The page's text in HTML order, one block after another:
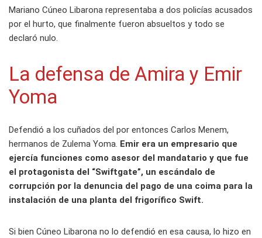
Mariano Cúneo Libarona representaba a dos policías acusados
por el hurto, que finalmente fueron absueltos y todo se
declaró nulo.
La defensa de Amira y Emir
Yoma
Defendió a los cuñados del por entonces Carlos Menem,
hermanos de Zulema Yoma. Emir era un empresario que
ejercía funciones como asesor del mandatario y que fue
el protagonista del “Swiftgate”, un escándalo de
corrupción por la denuncia del pago de una coima para la
instalación de una planta del frigorífico Swift.
Si bien Cúneo Libarona no lo defendió en esa causa, lo hizo en